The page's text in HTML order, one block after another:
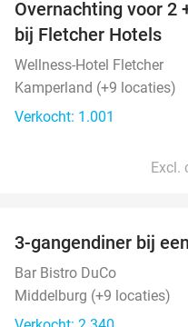
Overnachting voor 2
bij Fletcher Hotels
Wellness-Hotel Fletcher
Kamperland (+9 locaties)
Verkocht: 1.001
Excl.
3-gangendiner bij
Bar Bistro DuCo
Middelburg (+9 locaties)